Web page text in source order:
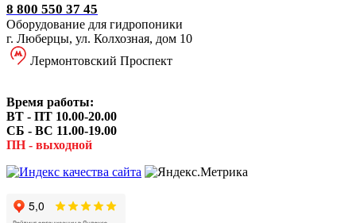
8 800 550 37 45
Оборудование для гидропоники
г. Люберцы, ул. Колхозная, дом 10
Лермонтовский Проспект
Время работы:
ВТ - ПТ 10.00-20.00
СБ - ВС 11.00-19.00
ПН - выходной